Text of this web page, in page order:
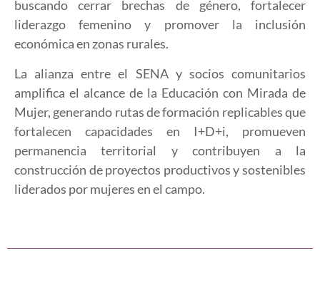
buscando cerrar brechas de género, fortalecer
liderazgo femenino y promover la inclusión
económica en zonas rurales.
La alianza entre el SENA y socios comunitarios
amplifica el alcance de la Educación con Mirada de
Mujer, generando rutas de formación replicables que
fortalecen capacidades en I+D+i, promueven
permanencia territorial y contribuyen a la
construcción de proyectos productivos y sostenibles
liderados por mujeres en el campo.